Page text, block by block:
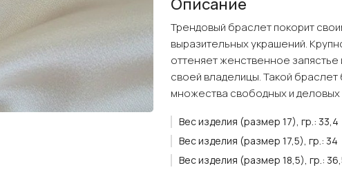
Описание
Трендовый браслет покорит
выразительных украшений.
оттеняет женственное запястье
своей владелицы. Такой
множества свободных и
Вес изделия (размер 17), гр.: 33,4
Вес изделия (размер 17,5), гр.: 34
Вес изделия (размер 18,5), гр.: